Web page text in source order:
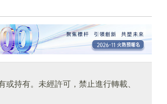
持有。未經許可，禁止進行轉載、